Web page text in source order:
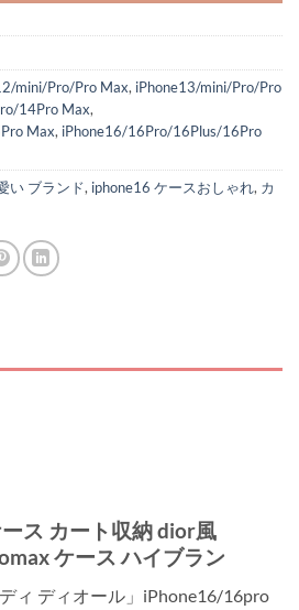
mini/Pro/Pro Max, iPhone13/mini/Pro/Pro
14Pro Max,
Max, iPhone16/16Pro/16Plus/16Pro
い ブランド, iphone16 ケースおしゃれ, カ
ス カート収納 dior風
ケース ハイブラン
ィ ディオール」iPhone16/16pro